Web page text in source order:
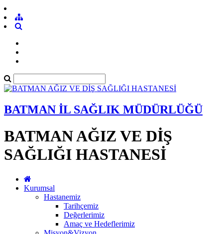
BATMAN İL SAĞLIK MÜDÜRLÜĞÜ
BATMAN AĞIZ VE DİŞ
SAĞLIĞI HASTANESİ
Kurumsal
Hastanemiz
Tarihçemiz
Değerlerimiz
Amaç ve Hedeflerimiz